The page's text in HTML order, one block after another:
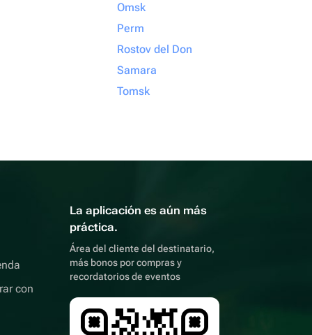
Omsk
Perm
Rostov del Don
Samara
Tomsk
con
La aplicación es aún más
práctica.
Área del cliente del destinatario,
más bonos por compras y
recordatorios de eventos